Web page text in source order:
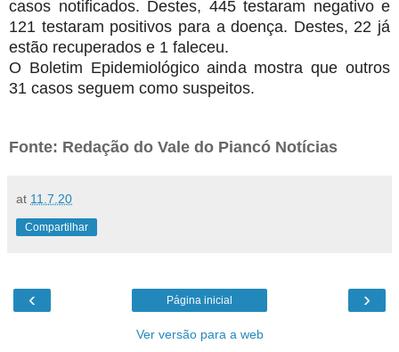
casos notificados. Destes, 445 testaram negativo e
121 testaram positivos para a doença. Destes, 22 já
estão recuperados e 1 faleceu.
O Boletim Epidemiológico ainda mostra que outros
31 casos seguem como suspeitos.
Fonte: Redação do Vale do Piancó Notícias
at 11.7.20
Compartilhar
‹ ›
Página inicial
Ver versão para a web